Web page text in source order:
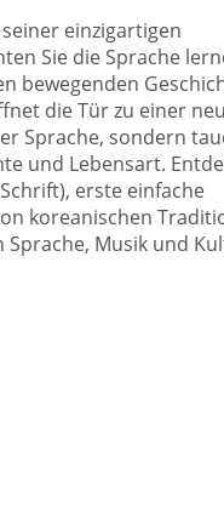
einzigartigen
Sie die Sprache
bewegenden
die Tür zu einer
Sprache, sondern
und Lebensart.
erste einfache
koreanischen
Musik und